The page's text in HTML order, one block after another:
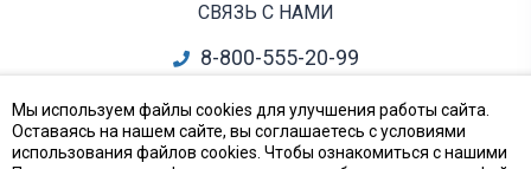
СВЯЗЬ С НАМИ
8-800-555-20-99
info@ipelectron.ru
все контакты
Мы используем файлы cookies для улучшения работы сайта.
Оставаясь на нашем сайте, вы соглашаетесь с условиями
использования файлов cookies. Чтобы ознакомиться с нашими